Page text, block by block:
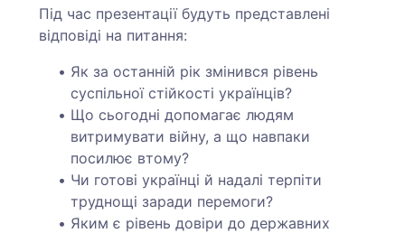
Під час презентації будуть представлені
відповіді на питання:
Як за останній рік змінився рівень
суспільної стійкості українців?
Що сьогодні допомагає людям
витримувати війну, а що навпаки
посилює втому?
Чи готові українці й надалі терпіти
труднощі заради перемоги?
Яким є рівень довіри до державних